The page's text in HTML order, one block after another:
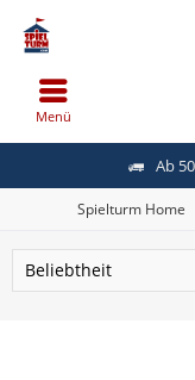
Ab
Menü
Spielturm Home